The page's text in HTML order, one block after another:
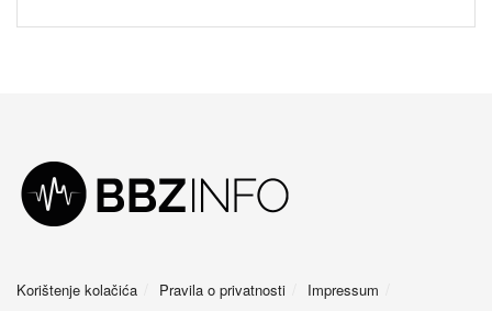
Korištenje kolačića Pravila o privatnosti Impressum